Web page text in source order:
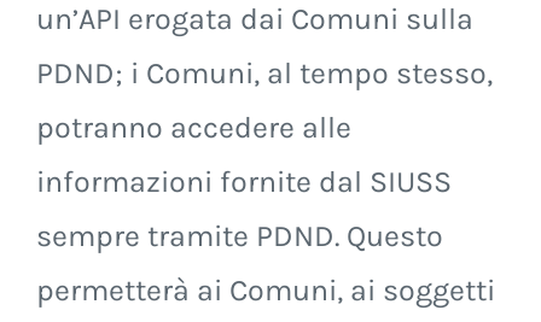
un’API erogata dai Comuni sulla
PDND; i Comuni, al tempo stesso,
potranno accedere alle
informazioni fornite dal SIUSS
sempre tramite PDND. Questo
permetterà ai Comuni, ai soggetti